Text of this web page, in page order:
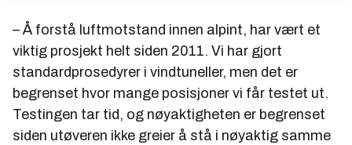
– Å forstå luftmotstand innen alpint, har vært et
viktig prosjekt helt siden 2011. Vi har gjort
standardprosedyrer i vindtuneller, men det er
begrenset hvor mange posisjoner vi får testet ut.
Testingen tar tid, og nøyaktigheten er begrenset
siden utøveren ikke greier å stå i nøyaktig samme